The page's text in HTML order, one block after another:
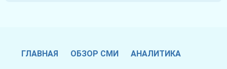
ГЛАВНАЯ ОБЗОР СМИ АНАЛИТИКА